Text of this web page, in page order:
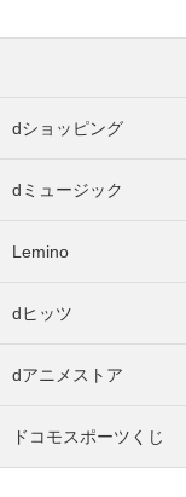
dショッピング
dミュージック
Lemino
dヒッツ
dアニメストア
ドコモスポーツくじ